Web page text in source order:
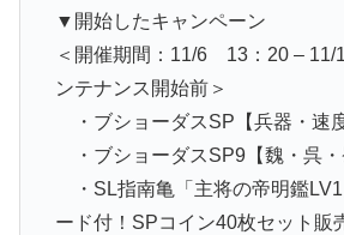
▼開始したキャンペーン
＜開催期間：11/6 13：20 – 11/
ンテナンス開始前＞
・ブショーダスSP【兵器・速度
・ブショーダスSP9【魏・呉・
・SL指南亀「主将の帝明鑑
ード付！SPコイン40枚セット販